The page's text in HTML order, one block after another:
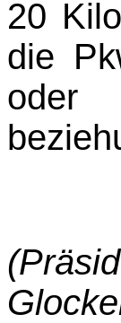
20
die
oder